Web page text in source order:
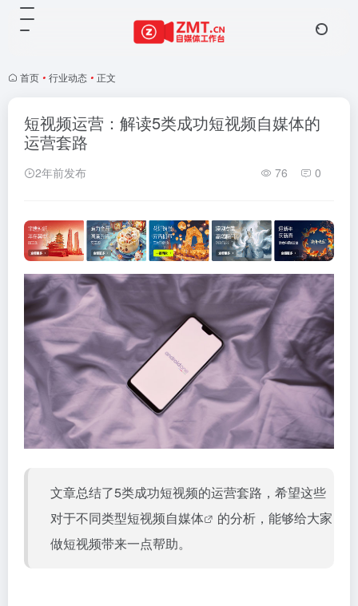
首页 • 行业动态 • 正文
短视频运营：解读5类成功短视频自媒体的
运营套路
2年前发布 76 0
文章总结了5类成功短视频的运营套路，希望这些
对于不同类型短视频自媒体
的分析，能够给大家
做短视频带来一点帮助。